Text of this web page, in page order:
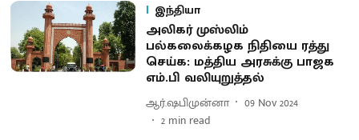
இந்தியா
அலிகர் முஸ்லிம்
பல்கலைக்கழக நிதியை ரத்து
செய்க: மத்திய அரசுக்கு பாஜக
எம்.பி வலியுறுத்தல்
ஆர்.ஷபிமுன்னா
09 Nov 2024
2 min read